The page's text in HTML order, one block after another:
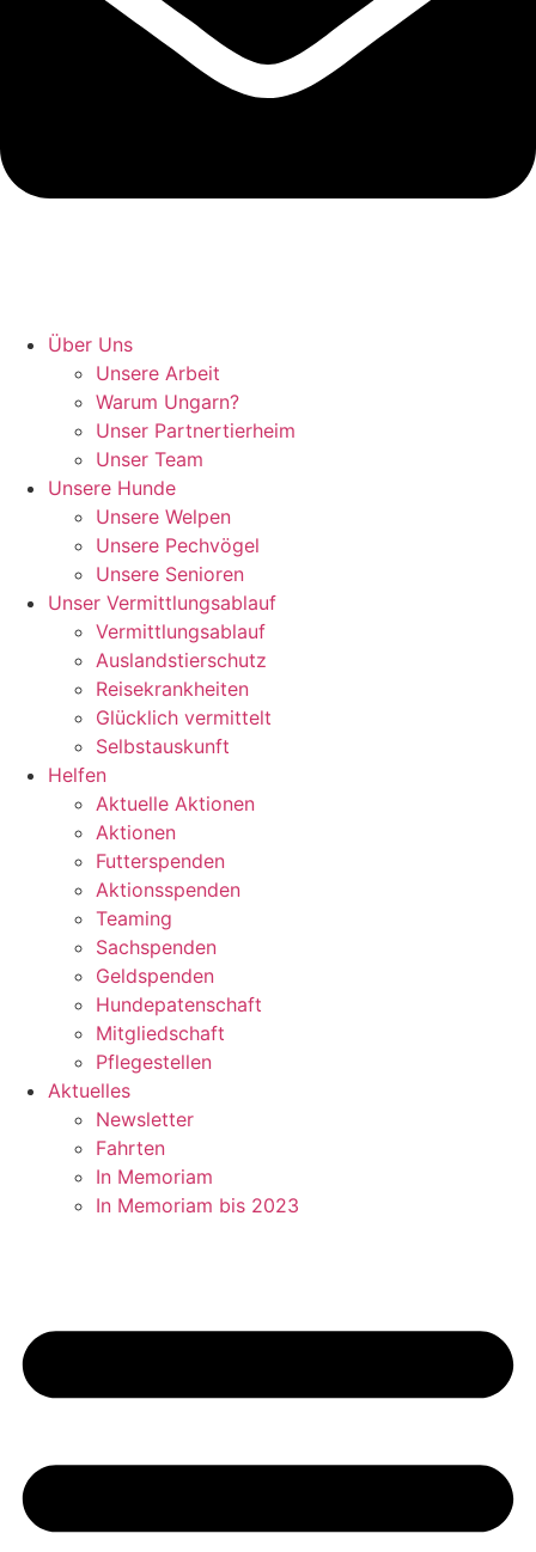
Über Uns
Unsere Arbeit
Warum Ungarn?
Unser Partnertierheim
Unser Team
Unsere Hunde
Unsere Welpen
Unsere Pechvögel
Unsere Senioren
Unser Vermittlungsablauf
Vermittlungsablauf
Auslandstierschutz
Reisekrankheiten
Glücklich vermittelt
Selbstauskunft
Helfen
Aktuelle Aktionen
Aktionen
Futterspenden
Aktionsspenden
Teaming
Sachspenden
Geldspenden
Hundepatenschaft
Mitgliedschaft
Pflegestellen
Aktuelles
Newsletter
Fahrten
In Memoriam
In Memoriam bis 2023